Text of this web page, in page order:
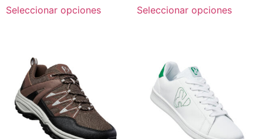
Seleccionar opciones Seleccionar opciones